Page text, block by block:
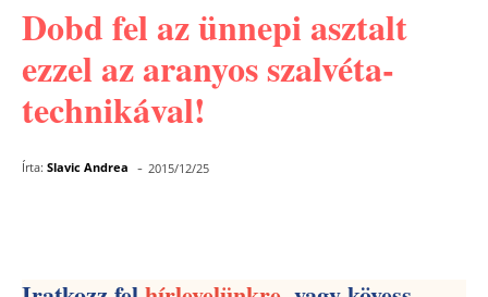
Dobd fel az ünnepi asztalt
ezzel az aranyos szalvéta-
technikával!
Írta: Slavic Andrea - 2015/12/25